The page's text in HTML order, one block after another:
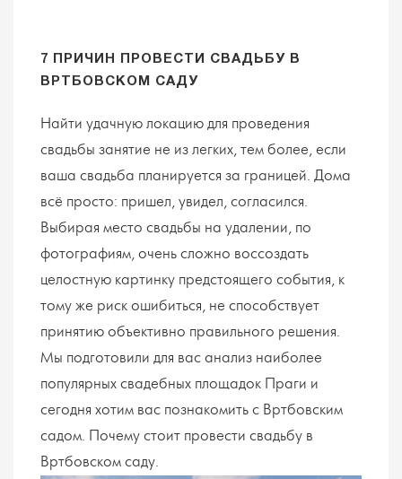
7 ПРИЧИН ПРОВЕСТИ СВАДЬБУ В
ВРТБОВСКОМ САДУ
Найти удачную локацию для проведения
свадьбы занятие не из легких, тем более, если
ваша свадьба планируется за границей. Дома
всё просто: пришел, увидел, согласился.
Выбирая место свадьбы на удалении, по
фотографиям, очень сложно воссоздать
целостную картинку предстоящего события, к
тому же риск ошибиться, не способствует
принятию объективно правильного решения.
Мы подготовили для вас анализ наиболее
популярных свадебных площадок Праги и
сегодня хотим вас познакомить с Вртбовским
садом. Почему стоит провести свадьбу в
Вртбовском саду.